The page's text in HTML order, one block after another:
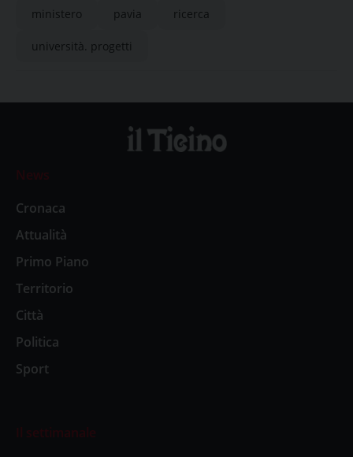
ministero pavia ricerca
università. progetti
News
Cronaca
Attualità
Primo Piano
Territorio
Città
Politica
Sport
Il settimanale